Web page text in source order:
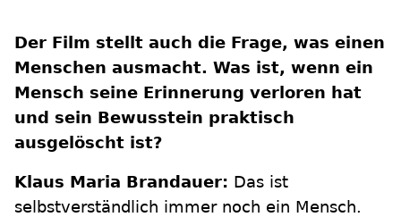
Der Film stellt auch die Frage, was einen
Menschen ausmacht. Was ist, wenn ein
Mensch seine Erinnerung verloren hat
und sein Bewusstein praktisch
ausgelöscht ist?
Klaus Maria Brandauer: Das ist
selbstverständlich immer noch ein Mensch.